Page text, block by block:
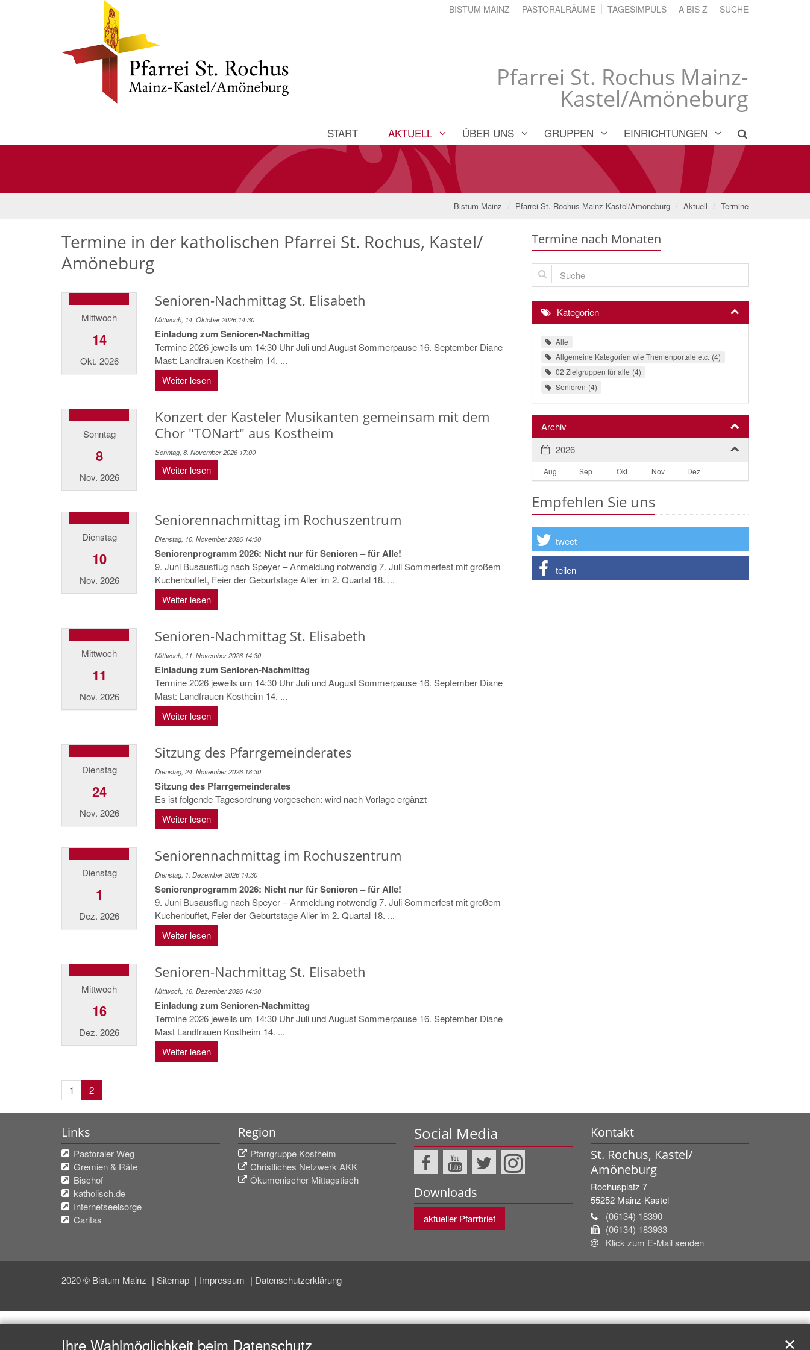
Pfarrei St. Rochus Mainz-
Kastel/Amöneburg
BISTUM MAINZ PASTORALRÄUME TAGESIMPULS A BIS Z SUCHE
START AKTUELL ÜBER UNS GRUPPEN EINRICHTUNGEN
Bistum Mainz Pfarrei St. Rochus Mainz-Kastel/Amöneburg Aktuell Termine
Termine in der katholischen Pfarrei St. Rochus, Kastel/
Amöneburg
Mittwoch
14
Okt. 2026
Senioren-Nachmittag St. Elisabeth
Mittwoch, 14. Oktober 2026 14:30
Einladung zum Senioren-Nachmittag
Termine 2026 jeweils um 14:30 Uhr Juli und August Sommerpause 16. September Diane
Mast: Landfrauen Kostheim 14. ...
Weiter lesen
Sonntag
8
Nov. 2026
Konzert der Kasteler Musikanten gemeinsam mit dem
Chor "TONart" aus Kostheim
Sonntag, 8. November 2026 17:00
Weiter lesen
Dienstag
10
Nov. 2026
Seniorennachmittag im Rochuszentrum
Dienstag, 10. November 2026 14:30
Seniorenprogramm 2026: Nicht nur für Senioren – für Alle!
9. Juni Busausflug nach Speyer – Anmeldung notwendig 7. Juli Sommerfest mit großem
Kuchenbuffet, Feier der Geburtstage Aller im 2. Quartal 18. ...
Weiter lesen
Mittwoch
11
Nov. 2026
Senioren-Nachmittag St. Elisabeth
Mittwoch, 11. November 2026 14:30
Einladung zum Senioren-Nachmittag
Termine 2026 jeweils um 14:30 Uhr Juli und August Sommerpause 16. September Diane
Mast: Landfrauen Kostheim 14. ...
Weiter lesen
Dienstag
24
Nov. 2026
Sitzung des Pfarrgemeinderates
Dienstag, 24. November 2026 18:30
Sitzung des Pfarrgemeinderates
Es ist folgende Tagesordnung vorgesehen: wird nach Vorlage ergänzt
Weiter lesen
Dienstag
1
Dez. 2026
Seniorennachmittag im Rochuszentrum
Dienstag, 1. Dezember 2026 14:30
Seniorenprogramm 2026: Nicht nur für Senioren – für Alle!
9. Juni Busausflug nach Speyer – Anmeldung notwendig 7. Juli Sommerfest mit großem
Kuchenbuffet, Feier der Geburtstage Aller im 2. Quartal 18. ...
Weiter lesen
Mittwoch
16
Dez. 2026
Senioren-Nachmittag St. Elisabeth
Mittwoch, 16. Dezember 2026 14:30
Einladung zum Senioren-Nachmittag
Termine 2026 jeweils um 14:30 Uhr Juli und August Sommerpause 16. September Diane
Mast Landfrauen Kostheim 14. ...
Weiter lesen
1 2
Termine nach Monaten
Suche
Kategorien
Alle
Allgemeine Kategorien wie Themenportale etc. 4
02 Zielgruppen für alle 4
Senioren 4
Archiv
2026
Aug Sep Okt Nov Dez
Empfehlen Sie uns
tweet
teilen
Links
Pastoraler Weg
Gremien & Räte
Bischof
katholisch.de
Internetseelsorge
Caritas
Region
Pfarrgruppe Kostheim
Christliches Netzwerk AKK
Ökumenischer Mittagstisch
Social Media
Downloads
aktueller Pfarrbrief
Kontakt
St. Rochus, Kastel/
Amöneburg
Rochusplatz 7
55252 Mainz-Kastel
(06134) 18390
(06134) 183933
Klick zum E-Mail senden
2020 © Bistum Mainz Sitemap Impressum Datenschutzerklärung
Ihre Wahlmöglichkeit beim Datenschutz ✕